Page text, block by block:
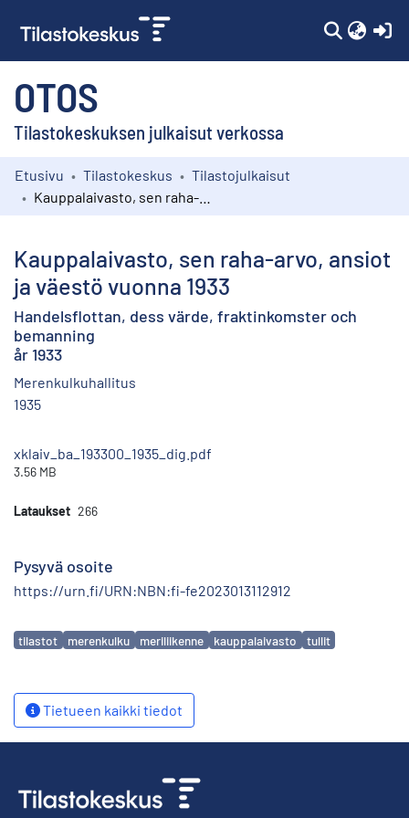
OTOS
Tilastokeskuksen julkaisut verkossa
Kokoelmat
Etusivu Tilastokeskus
Tilastojulkaisut
Kauppalaivasto, sen raha-arvo, ansiot
ja väestö vuonna 1933
Handelsflottan, dess värde, fraktinkomster och
bemanning
år 1933
Merenkulkuhallitus
1935
xklaiv_ba_193300_1935_dig.pdf
3.56 MB
Lataukset 266
Pysyvä osoite
https://urn.fi/URN:NBN:fi-fe2023013112912
Avainsanat
tilastot merenkulku meriliikenne kauppalaivasto tullit
Tietueen kaikki tiedot